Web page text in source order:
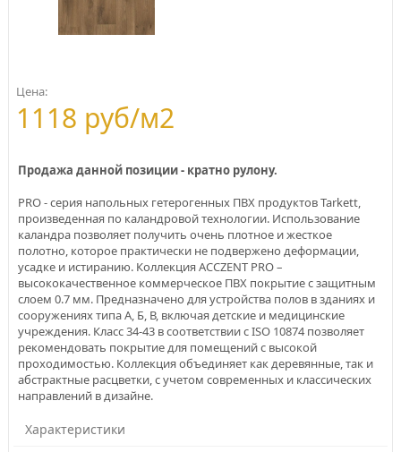
Цена:
1118 руб/м2
Продажа данной позиции - кратно рулону.
PRO - серия напольных гетерогенных ПВХ продуктов Tarkett,
произведенная по каландровой технологии. Использование
каландра позволяет получить очень плотное и жесткое
полотно, которое практически не подвержено деформации,
усадке и истиранию. Коллекция ACCZENT PRO –
высококачественное коммерческое ПВХ покрытие с защитным
слоем 0.7 мм. Предназначено для устройства полов в зданиях и
сооружениях типа А, Б, В, включая детские и медицинские
учреждения. Класс 34-43 в соответствии с ISO 10874 позволяет
рекомендовать покрытие для помещений с высокой
проходимостью. Коллекция объединяет как деревянные, так и
абстрактные расцветки, с учетом современных и классических
направлений в дизайне.
Характеристики